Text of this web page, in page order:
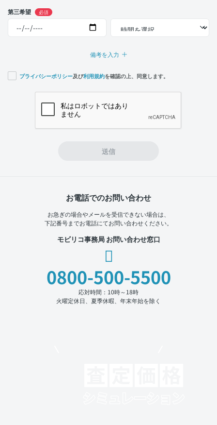
第三希望 必須
備考を入力
プライバシーポリシー及び利用規約を確認の上、同意します。
送信
お電話でのお問い合わせ
お急ぎの場合やメールを受信できない場合は、
下記番号までお電話にてお問い合わせください。
モビリコ事務局 お問い合わせ窓口
0800-500-5500
応対時間：10時～18時
火曜定休日、夏季休暇、年末年始を除く